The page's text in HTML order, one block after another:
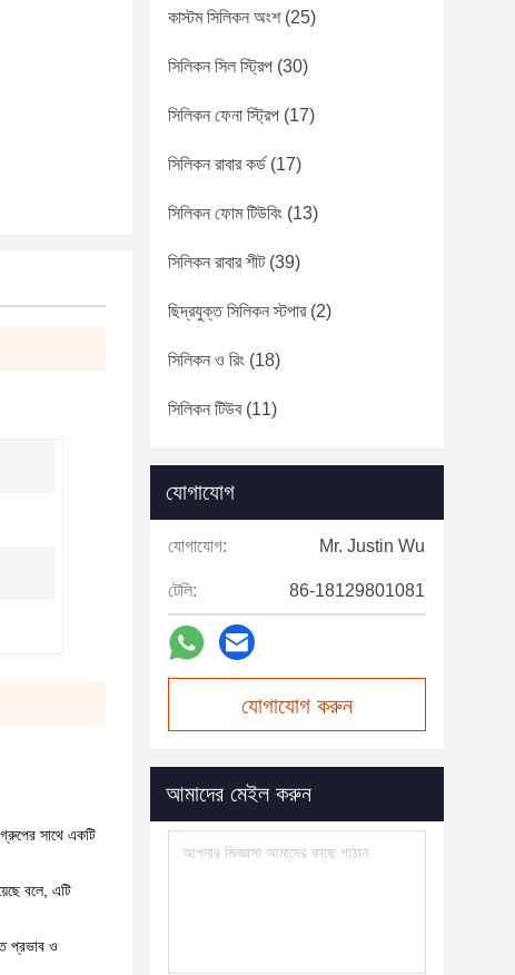
সাথে একটি
বলে, এটি
প্রভাব ও
কাস্টম সিলিকন অংশ(25)
সিলিকন সিল স্ট্রিপ (30)
সিলিকন ফেনা স্ট্রিপ (17)
সিলিকন রাবার কর্ড (17)
সিলিকন ফোম টিউবিং (13)
সিলিকন রাবার শীট(39)
ছিদ্রযুক্ত সিলিকন স্টপার(2)
সিলিকন ও রিং (18)
সিলিকন টিউব(11)
যোগাযোগ
যোগাযোগ: Mr. Justin Wu
টেলি: 86-18129801081
যোগাযোগ করুন
আমাদের মেইল করুন